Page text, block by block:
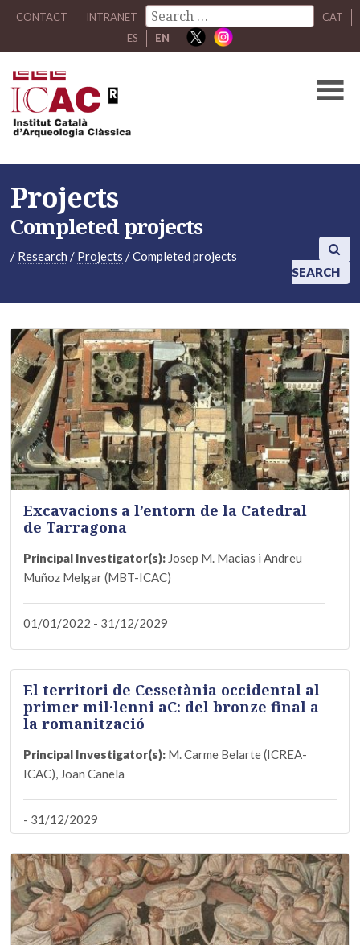
CONTACT INTRANET
CAT
ES
EN
Projects
Completed projects
/ Research / Projects /Completed projects
SEARCH
Excavacions a l’entorn de la Catedral
de Tarragona
Principal Investigator(s): Josep M. Macias i Andreu
Muñoz Melgar (MBT-ICAC)
01/01/2022 - 31/12/2029
El territori de Cessetània occidental al
primer mil·lenni aC: del bronze final a
la romanització
Principal Investigator(s): M. Carme Belarte (ICREA-
ICAC), Joan Canela
- 31/12/2029